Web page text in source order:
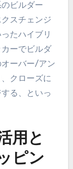
ビルダー
スチェンジ
たハイブリ
ーでビルダ
ーバー/アン
クローズに
る、といっ
用と
ピン